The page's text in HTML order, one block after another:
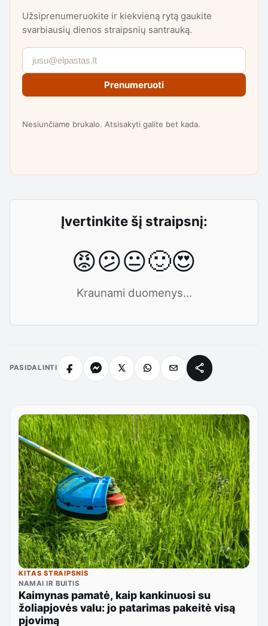
Užsiprenumeruokite ir kiekvieną rytą gaukite
svarbiausių dienos straipsnių santrauką.
Prenumeruoti
Nesiunčiame brukalo. Atsisakyti galite bet kada.
Įvertinkite šį straipsnį:
😡😕😐🙂😍
Kraunami duomenys...
PASIDALINTI
KITAS STRAIPSNIS
NAMAI IR BUITIS
Kaimynas pamatė, kaip kankinuosi su
žoliapjovės valu: jo patarimas pakeitė visą
pjovimą